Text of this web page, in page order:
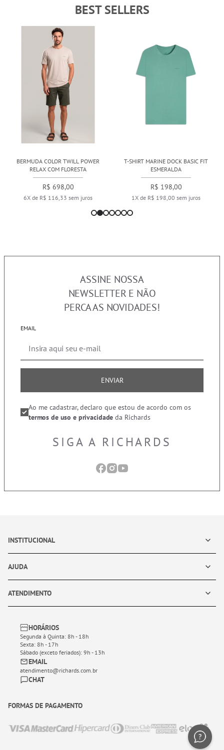
BEST SELLERS
BERMUDA COLOR TWILL POWER
RELAX COM FLORESTA
R$ 698,00
6X de R$ 116,33 sem juros
T-SHIRT MARINE DOCK BASIC FIT
ESMERALDA
R$ 198,00
1X de R$ 198,00 sem juros
ASSINE NOSSA
NEWSLETTER E NÃO
PERCA AS NOVIDADES!
EMAIL
ENVIAR
Ao me cadastrar, declaro que estou de acordo com os
termos de uso e privacidade da Richards
SIGA A RICHARDS
INSTITUCIONAL
AJUDA
ATENDIMENTO
HORÁRIOS
Segunda à Quinta: 8h - 18h
Sexta: 8h - 17h
Sábado (exceto feriados): 9h - 13h
EMAIL
atendimento@richards.com.br
CHAT
FORMAS DE PAGAMENTO